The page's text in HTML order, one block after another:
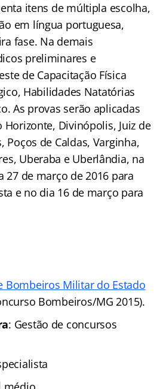
itens de múltipla escolha,
em língua portuguesa,
fase. Na demais
preliminares e
de Capacitação Física
Habilidades Natatórias
As provas serão aplicadas
Horizonte, Divinópolis, Juiz de
Poços de Caldas, Varginha,
Uberaba e Uberlândia, na
27 de março de 2016 para
e no dia 16 de março para
Bombeiros Militar do Estado
Bombeiros/MG 2015).
: Gestão de concursos